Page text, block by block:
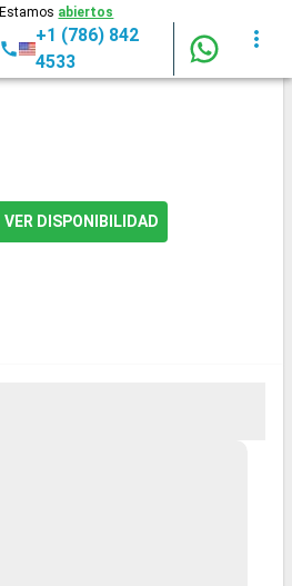
Estamos abiertos
+1 (786) 842
4533
VER DISPONIBILIDAD